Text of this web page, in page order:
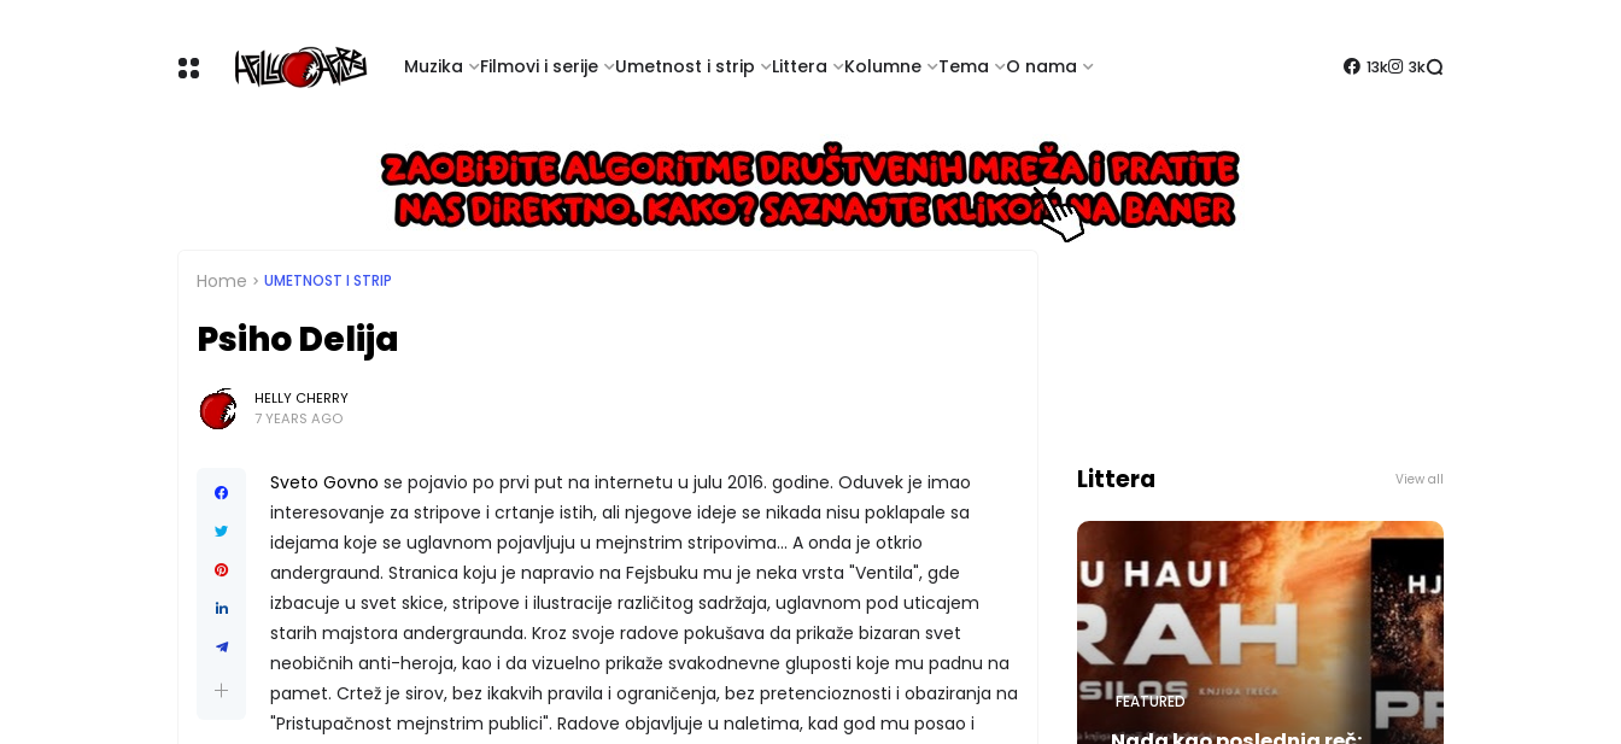
Muzika Filmovi i serije Umetnost i strip Littera Kolumne Tema O nama 13k 3k
Home UMETNOST I STRIP
Psiho Delija
HELLY CHERRY
7 YEARS AGO
Sveto Govno se pojavio po prvi put na internetu u julu 2016. godine. Oduvek je imao
interesovanje za stripove i crtanje istih, ali njegove ideje se nikada nisu poklapale sa
idejama koje se uglavnom pojavljuju u mejnstrim stripovima... A onda je otkrio
andergraund. Stranica koju je napravio na Fejsbuku mu je neka vrsta "Ventila", gde
izbacuje u svet skice, stripove i ilustracije različitog sadržaja, uglavnom pod uticajem
starih majstora andergraunda. Kroz svoje radove pokušava da prikaže bizaran svet
neobičnih anti-heroja, kao i da vizuelno prikaže svakodnevne gluposti koje mu padnu na
pamet. Crtež je sirov, bez ikakvih pravila i ograničenja, bez pretencioznosti i obaziranja na
"Pristupačnost mejnstrim publici". Radove objavljuje u naletima, kad god mu posao i
Littera View all
FEATURED